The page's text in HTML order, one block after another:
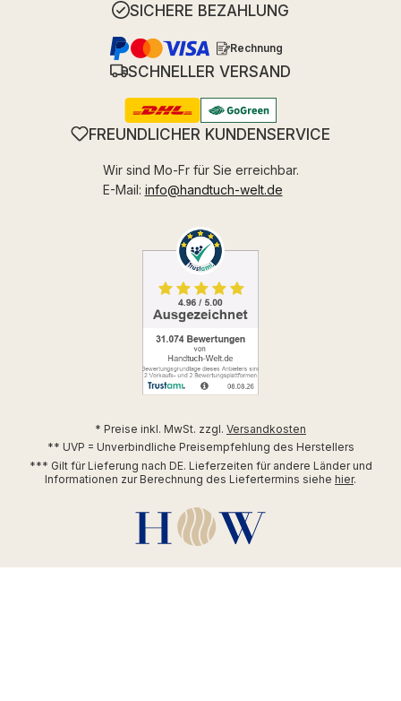
SICHERE BEZAHLUNG
Rechnung
SCHNELLER VERSAND
FREUNDLICHER KUNDENSERVICE
Wir sind Mo-Fr für Sie erreichbar.
E-Mail: info@handtuch-welt.de
* Preise inkl. MwSt. zzgl. Versandkosten
** UVP = Unverbindliche Preisempfehlung des Herstellers
*** Gilt für Lieferung nach DE. Lieferzeiten für andere Länder und
Informationen zur Berechnung des Liefertermins siehe hier.